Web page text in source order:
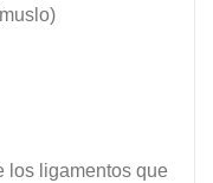
los ligamentos que